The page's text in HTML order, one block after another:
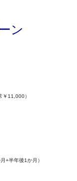
ン
￥11,000）
+半年後1か月）